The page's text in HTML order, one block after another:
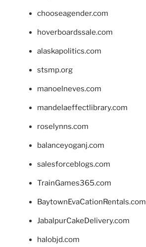
chooseagender.com
hoverboardssale.com
alaskapolitics.com
stsmp.org
manoelneves.com
mandelaeffectlibrary.com
roselynns.com
balanceyoganj.com
salesforceblogs.com
TrainGames365.com
BaytownEvaCationRentals.com
JabalpurCakeDelivery.com
halobjd.com